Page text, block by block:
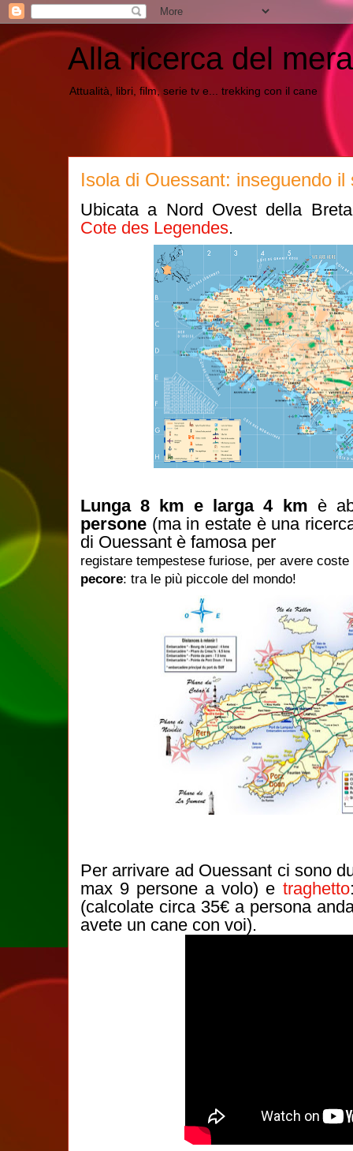
Alla ricerca del
Attualità, libri, film, serie tv e... trekking con il cane
Isola di Ouessant: inseguendo il
Ubicata a Nord Ovest della
Cote des Legendes.
Lunga 8 km e larga 4 km è
persone (ma in estate è una
di Ouessant è famosa per
registare tempestese furiose, per avere
pecore: tra le più piccole del mondo!
Per arrivare ad Ouessant ci sono
max 9 persone a volo) e traghetto
(calcolate circa 35€ a persona
avete un cane con voi).